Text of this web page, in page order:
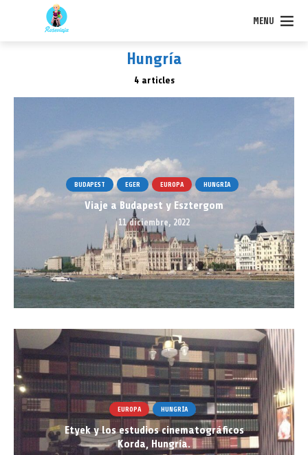
MENU
Hungría
4 articles
BUDAPEST EGER EUROPA HUNGRÍA
Viaje a Budapest y Esztergom
11 diciembre, 2022
EUROPA HUNGRÍA
Etyek y los estudios cinematográficos
Korda, Hungría.